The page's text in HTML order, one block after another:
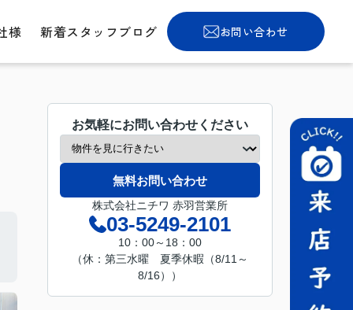
様 新着スタッフブログ お問い合わせ
お気軽にお問い合わせください
無料お問い合わせ
株式会社ニチワ 赤羽営業所
03-5249-2101
10：00～18：00
（休：第三水曜 夏季休暇（8/11～
8/16））